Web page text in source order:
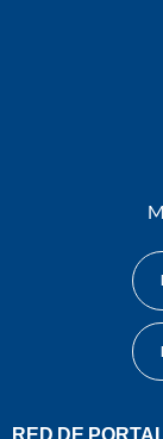
RED DE